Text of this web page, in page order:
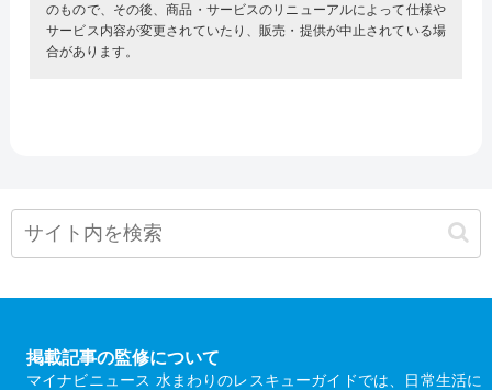
のもので、その後、商品・サービスのリニューアルによって仕様や
サービス内容が変更されていたり、販売・提供が中止されている場
合があります。
掲載記事の監修について
マイナビニュース 水まわりのレスキューガイドでは、日常生活に